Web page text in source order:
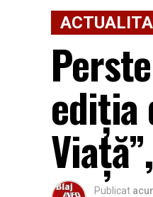
ediția
Publicat